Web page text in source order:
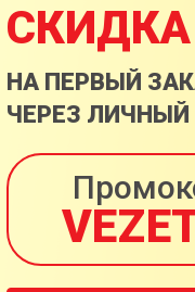
СКИДКА
НА ПЕРВЫЙ
ЧЕРЕЗ ЛИЧНЫЙ